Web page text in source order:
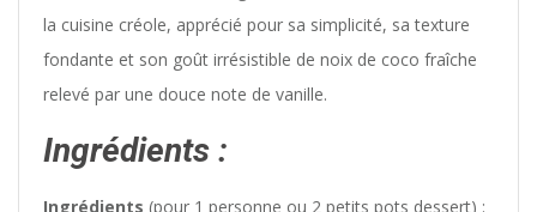
la cuisine créole, apprécié pour sa simplicité, sa texture
fondante et son goût irrésistible de noix de coco fraîche
relevé par une douce note de vanille.
Ingrédients :
Ingrédients (pour 1 personne ou 2 petits pots dessert) :